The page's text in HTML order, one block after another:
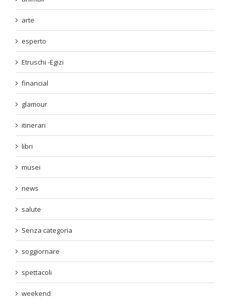
arte
esperto
Etruschi -Egizi
financial
glamour
itinerari
libri
musei
news
salute
Senza categoria
soggiornare
spettacoli
weekend